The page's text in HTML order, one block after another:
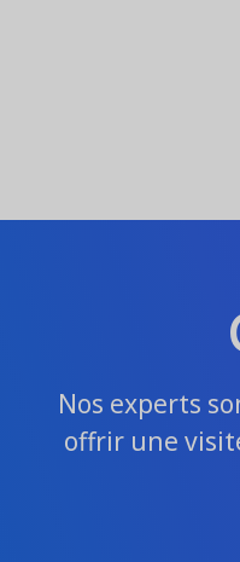
Nos experts
offrir une